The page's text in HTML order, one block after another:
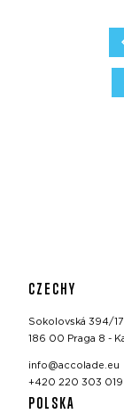
CZECHY
Sokolovská 394/17
186 00 Praga 8 -
info@accolade.eu
+420 220 303 019
POLSKA